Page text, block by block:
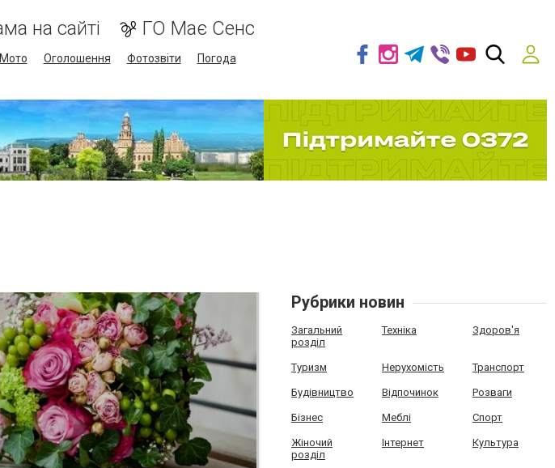
на сайті ГО Має Сенс
Оголошення Фотозвіти
Погода
Рубрики новин
Загальний
розділ
Техніка Здоров'я
Туризм Нерухомість Транспорт
Будівництво Відпочинок Розваги
Бізнес Меблі Спорт
Жіночий
розділ
Інтернет Культура